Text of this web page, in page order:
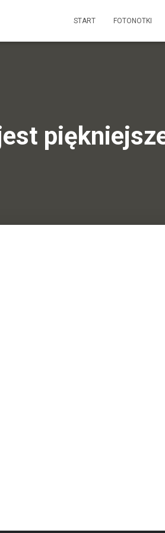
START FOTONOTKI